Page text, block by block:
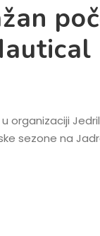
organizaciji
sezone na